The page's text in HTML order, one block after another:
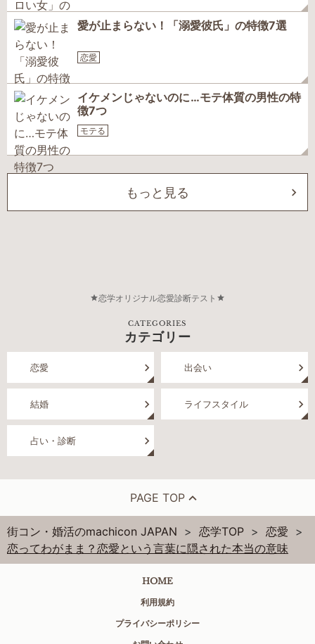
愛が止まらない！「溺愛彼氏」の特徴7選
恋愛
イケメンじゃないのに…モテ体質の男性の特
徴7つ
モテる
もっと見る
恋学オリジナル恋愛診断テスト
CATEGORIES
カテゴリー
恋愛 出会い
結婚 ライフスタイル
占い・診断
PAGE TOP
街コン・婚活のmachicon JAPAN 恋学TOP
恋愛
恋ってわがまま？恋愛という言葉に隠された本当の意味
HOME
利用規約
プライバシーポリシー